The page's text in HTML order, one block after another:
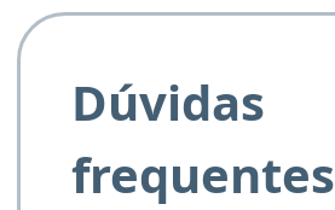
Dúvidas
frequentes